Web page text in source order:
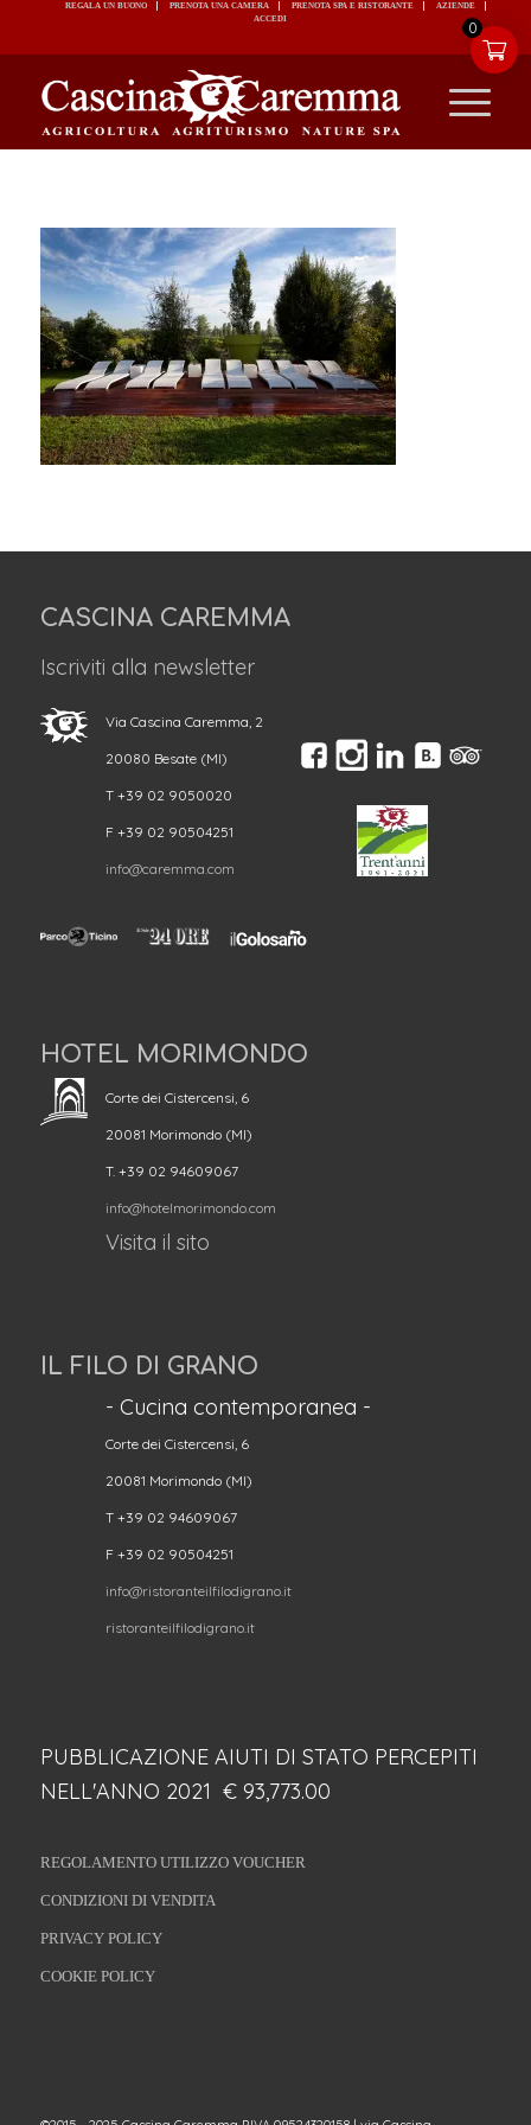
0
REGALA UN BUONO PRENOTA UNA CAMERA PRENOTA SPA E RISTORANTE
CASCINA CAREMMA
Iscriviti alla newsletter
Via Cascina Caremma, 2
20080 Besate (MI)
T +39 02 9050020
F +39 02 90504251
info@caremma.com
HOTEL MORIMONDO
Corte dei Cistercensi, 6
20081 Morimondo (MI)
T. +39 02 94609067
info@hotelmorimondo.com
Visita il sito
IL FILO DI GRANO
- Cucina contemporanea -
Corte dei Cistercensi, 6
20081 Morimondo (MI)
T +39 02 94609067
F +39 02 90504251
info@ristoranteilfilodigrano.it
ristoranteilfilodigrano.it
PUBBLICAZIONE AIUTI DI STATO PERCEPITI
NELL'ANNO 2021 € 93,773.00
REGOLAMENTO UTILIZZO VOUCHER
CONDIZIONI DI VENDITA
PRIVACY POLICY
COOKIE POLICY